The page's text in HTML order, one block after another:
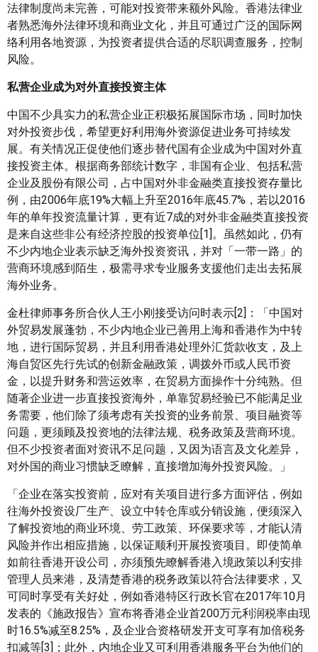
法律制度尚未完善，可能对投资带来额外风险。香港法律业
者熟悉海外法律环境和商业文化，并且可通过广泛的国际网
络利用各地资源，为投资者提供合适的尽职调查服务，控制
风险。
私营企业成为对外直接投资主体
中国不少具实力的私营企业正积极拓展国际市场，同时加快
对外投资步伐，希望更好利用海外资源促进业务可持续发
展。有关情况正促使他们逐步替代国有企业成为中国对外直
接投资主体。根据商务部统计数字，非国有企业、包括私营
企业及股份有限公司，占中国对外非金融类直接投资存量比
例，由2006年底19%大幅上升至2016年底45.7%，若以2016
年的单年投资流量计算，更有近7成的对外非金融类直接投资
是来自这些非公有经济控股的投资单位[1]。虽然如此，仍有
不少内地企业表示缺乏海外投资资讯，并对「一带一路」的
营商环境感到陌生，极需寻求专业服务支援他们走出去拓展
海外业务。
金杜律师事务所合伙人王小刚接受访问时表示[2]：「中国对
外贸易发展蓬勃，不少内地企业已善用上海和香港作为中转
地，进行国际贸易，并且利用香港处理外汇货款收支，及上
海自贸区先行先试的创新金融政策，调拨外币或人民币资
金，以提升财务和营运效率，在贸易方面操作十分纯熟。但
随著企业进一步直接投资海外，单靠贸易经验已不能满足业
务需要，他们除了须考虑有关投资的业务前景、项目融资等
问题，更须顾及投资地的法律法规、税务政策及营商环境。
但不少投资者面对资讯不足问题，又因为语言及文化差异，
对外国的商业习惯缺乏瞭解，直接增加海外投资风险。」
「企业在落实投资前，应对有关项目进行多方面评估，例如
往海外投资设厂生产、设立中转仓库或分销设施，便须深入
了解投资地的商业环境、劳工政策、环保要求等，才能认清
风险并作出相应措施，以保证顺利开展投资项目。即使简单
如前往香港开设公司，亦须预先瞭解香港入境政策以利安排
管理人员来港，及清楚香港的税务政策以符合法律要求，又
可同时享受有关好处，例如香港特区行政长官在2017年10月
发表的《施政报告》宣布将香港企业首200万元利润税率由现
时16.5%减至8.25%，及企业合资格研发开支可享有加倍税务
扣减等[3]；此外，内地企业又可利用香港服务平台为他们的